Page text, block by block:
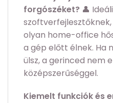
forgószéket? 👤
olyan home-office
a gép előtt élnek. Ha
ülsz, a gerinced nem
középszerűséggel.
Kiemelt funkciók és